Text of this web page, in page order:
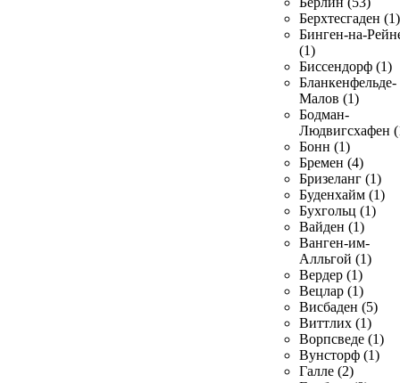
Берхтесгаден (1)
Бинген-на-
(1)
Биссендорф (1)
Бланкенфельде-
Малов (1)
Бодман-
Людвигсхафен
Бонн (1)
Бремен (4)
Бризеланг (1)
Буденхайм (1)
Бухгольц (1)
Вайден (1)
Ванген-им-
Алльгой (1)
Вердер (1)
Вецлар (1)
Висбаден (5)
Виттлих (1)
Ворпсведе (1)
Вунсторф (1)
Галле (2)